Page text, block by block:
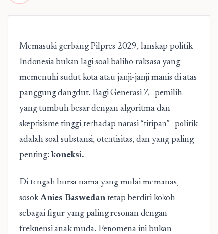
Memasuki gerbang Pilpres 2029, lanskap politik
Indonesia bukan lagi soal baliho raksasa yang
memenuhi sudut kota atau janji-janji manis di atas
panggung dangdut. Bagi Generasi Z—pemilih
yang tumbuh besar dengan algoritma dan
skeptisisme tinggi terhadap narasi “titipan”—politik
adalah soal substansi, otentisitas, dan yang paling
penting: koneksi.
Di tengah bursa nama yang mulai memanas,
sosokAnies Baswedan tetap berdiri kokoh
sebagai figur yang paling resonan dengan
frekuensi anak muda. Fenomena ini bukan